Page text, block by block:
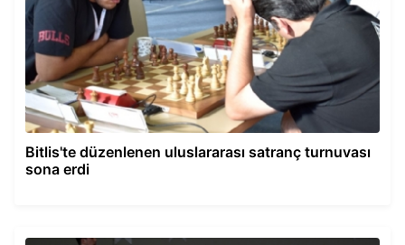
Bitlis'te düzenlenen uluslararası satranç turnuvası
sona erdi